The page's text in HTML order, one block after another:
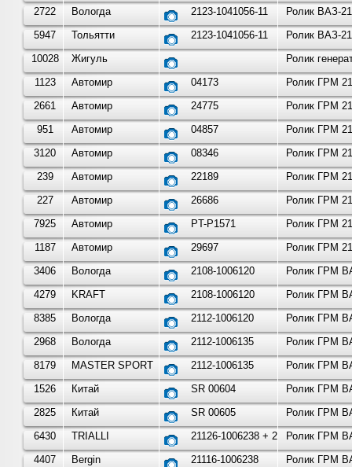
2722 Вологда 2123-1041056-11
Ролик ВАЗ-
5947
Тольятти 2123-1041056-11
Ролик ВАЗ-
10028
Жигуль
Ролик
1123
Автомир 04173
Ролик ГРМ
2661
Автомир 24775
Ролик ГРМ
951
Автомир 04857
Ролик ГРМ
3120
Автомир 08346
Ролик ГРМ
239
Автомир 22189
Ролик ГРМ
227
Автомир 26686
Ролик ГРМ
7925
Автомир PT-P1571
Ролик ГРМ
1187
Автомир 29697
Ролик ГРМ
3406
Вологда 2108-1006120
Ролик ГРМ
4279
KRAFT 2108-1006120
Ролик ГРМ
8385
Вологда 2112-1006120
Ролик ГРМ
2968
Вологда 2112-1006135
Ролик ГРМ
8179
MASTER SPORT 2112-1006135
Ролик ГРМ
1526
Китай SR 00604
Ролик ГРМ
2825
Китай SR 00605
Ролик ГРМ
6430
TRIALLI 21126-1006238 + 21126-100
Ролик ГРМ
4407
Bergin 21116-1006238
Ролик ГРМ